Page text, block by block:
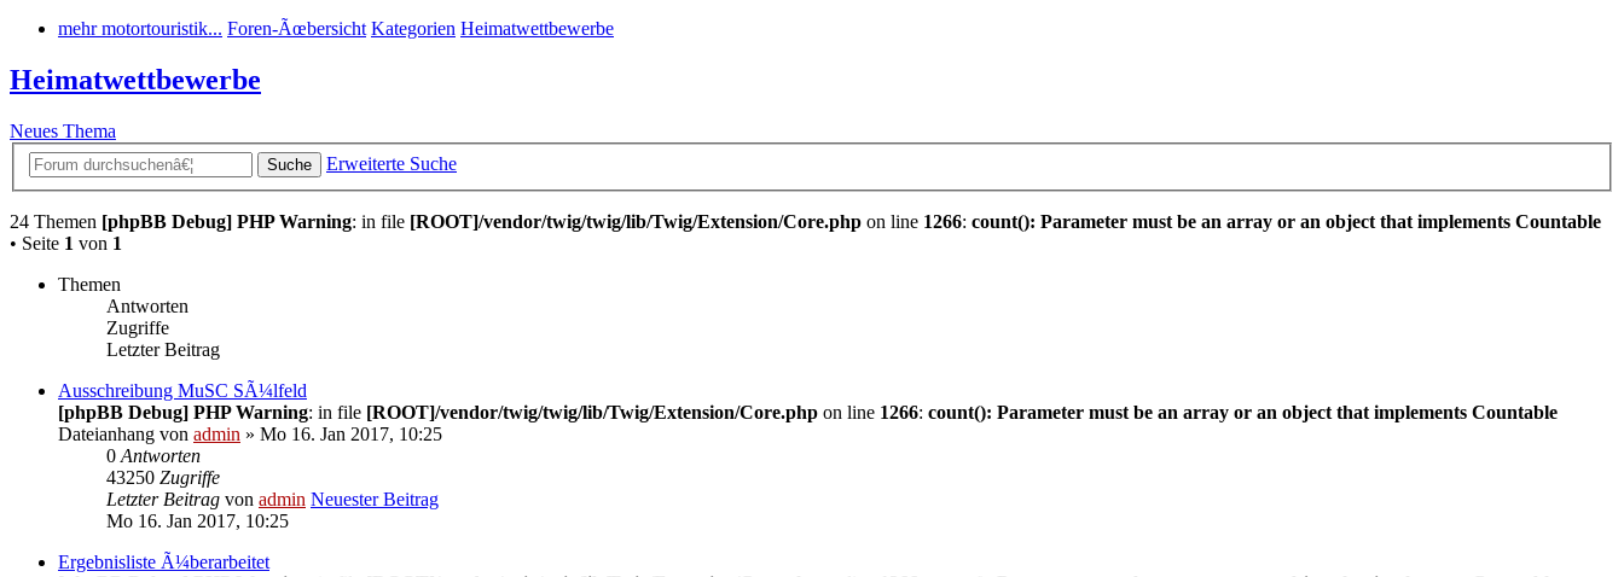
mehr motortouristik... Foren-Ãœbersicht Kategorien Heimatwettbewerbe
Heimatwettbewerbe
Neues Thema
Suche Erweiterte Suche
24 Themen [phpBB Debug] PHP Warning: in file [ROOT]/vendor/twig/twig/lib/Twig/Extension/Core.php on line 1266: count(): Parameter must be an array or an object that implements Countable
• Seite 1 von 1
Themen
Antworten
Zugriffe
Letzter Beitrag
Ausschreibung MuSC SÃ¼lfeld
[phpBB Debug] PHP Warning: in file [ROOT]/vendor/twig/twig/lib/Twig/Extension/Core.php on line 1266: count(): Parameter must be an array or an object that implements Countable
Dateianhang von admin » Mo 16. Jan 2017, 10:25
0 Antworten
43250 Zugriffe
Letzter Beitrag von admin Neuester Beitrag
Mo 16. Jan 2017, 10:25
Ergebnisliste Ã¼berarbeitet